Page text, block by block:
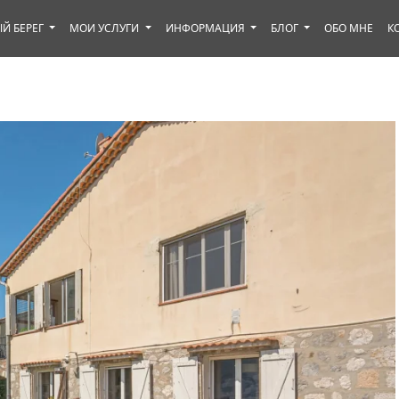
БЕРЕГ МОИ УСЛУГИ ИНФОРМАЦИЯ БЛОГ ОБО МНЕ